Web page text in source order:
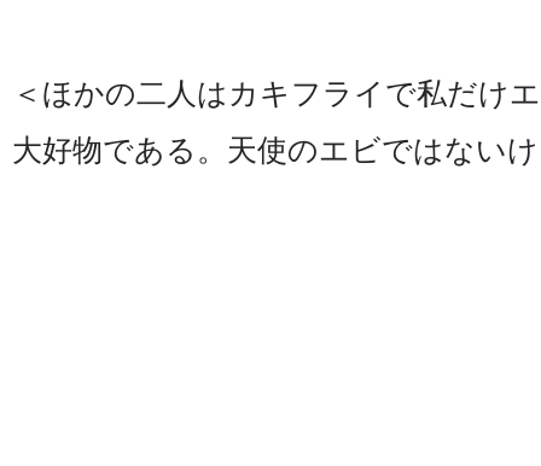
＜ほかの二人はカキフライで私だけ
大好物である。天使のエビではない